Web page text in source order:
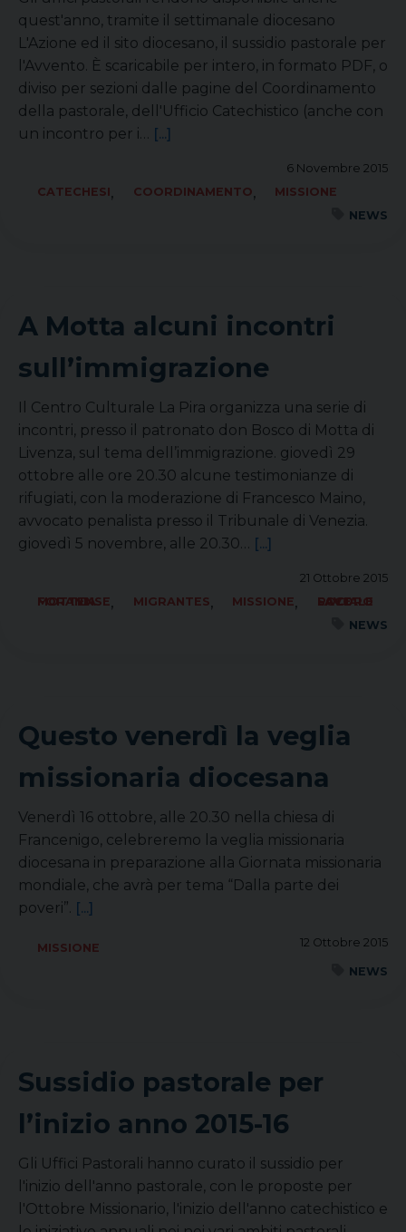
quest'anno, tramite il settimanale diocesano
L'Azione ed il sito diocesano, il sussidio pastorale per
l'Avvento. È scaricabile per intero, in formato PDF, o
diviso per sezioni dalle pagine del Coordinamento
della pastorale, dell'Ufficio Catechistico (anche con
un incontro per i… [...]
6 Novembre 2015
CATECHESI, COORDINAMENTO,
MISSIONE
NEWS
A Motta alcuni incontri
sull’immigrazione
Il Centro Culturale La Pira organizza una serie di
incontri, presso il patronato don Bosco di Motta di
Livenza, sul tema dell’immigrazione. giovedì 29
ottobre alle ore 20.30 alcune testimonianze di
rifugiati, con la moderazione di Francesco Maino,
avvocato penalista presso il Tribunale di Venezia.
giovedì 5 novembre, alle 20.30… [...]
21 Ottobre 2015
FORANIA MOTTENSE, MIGRANTES, MISSIONE,
SOCIALE LAVORO PACE
NEWS
Questo venerdì la veglia
missionaria diocesana
Venerdì 16 ottobre, alle 20.30 nella chiesa di
Francenigo, celebreremo la veglia missionaria
diocesana in preparazione alla Giornata missionaria
mondiale, che avrà per tema “Dalla parte dei
poveri”. [...]
12 Ottobre 2015
MISSIONE
NEWS
Sussidio pastorale per
l’inizio anno 2015-16
Gli Uffici Pastorali hanno curato il sussidio per
l'inizio dell'anno pastorale, con le proposte per
l'Ottobre Missionario, l'inizio dell'anno catechistico e